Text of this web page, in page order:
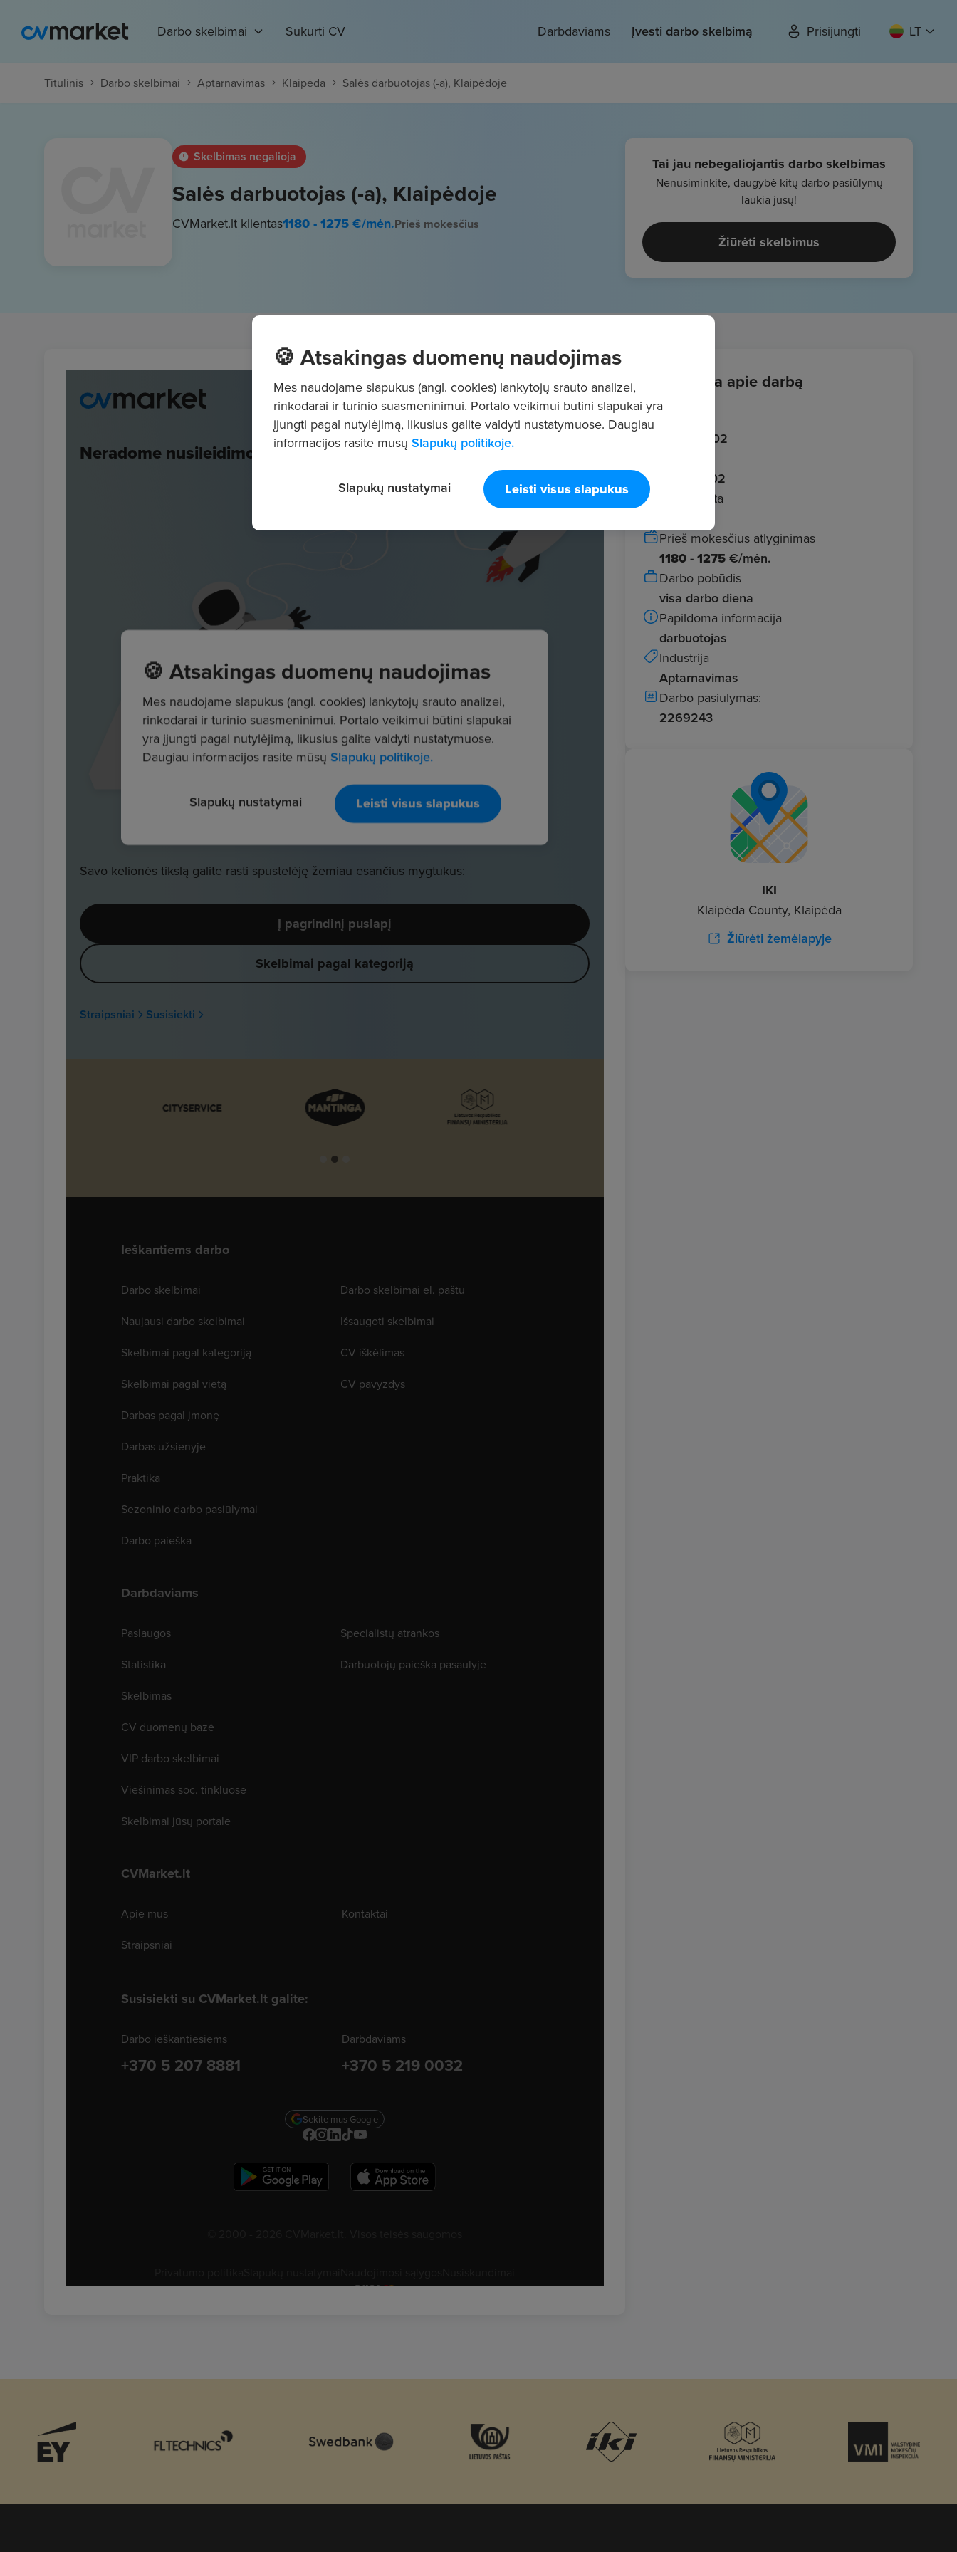
Darbo skelbimai Sukurti CV Darbdaviams Įvesti darbo skelbimą Prisijungti LT
Titulinis Darbo skelbimai Aptarnavimas Klaipėda Salės darbuotojas (-a), Klaipėdoje
Skelbimas negalioja
Salės darbuotojas (-a), Klaipėdoje
CVMarket.lt klientas1180 - 1275€/mėn.Prieš mokesčius
Tai jau nebegaliojantis darbo skelbimas
Nenusiminkite, daugybė kitų darbo pasiūlymų
laukia jūsų!
Žiūrėti skelbimus
Informacija apie darbą
2026.06.02
2026.07.02
Darbo vieta
Prieš mokesčius atlyginimas
1180 - 1275 €/mėn.
Darbo pobūdis
visa darbo diena
Papildoma informacija
darbuotojas
Industrija
Aptarnavimas
Darbo pasiūlymas:
2269243
IKI
Klaipėda County, Klaipėda
Žiūrėti žemėlapyje
🍪 Atsakingas duomenų naudojimas
Mes naudojame slapukus (angl. cookies) lankytojų srauto analizei,
rinkodarai ir turinio suasmeninimui. Portalo veikimui būtini slapukai yra
įjungti pagal nutylėjimą, likusius galite valdyti nustatymuose. Daugiau
informacijos rasite mūsų Slapukų politikoje.
Leisti visus slapukus
Slapukų nustatymai